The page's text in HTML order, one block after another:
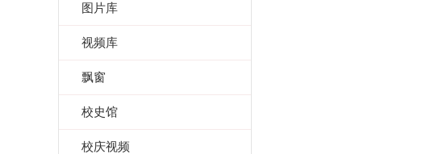
图片库
视频库
飘窗
校史馆
校庆视频